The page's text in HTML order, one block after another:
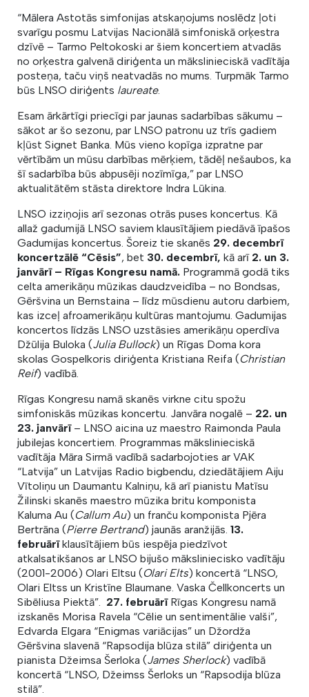
“Mālera Astotās simfonijas atskaņojums noslēdz ļoti
svarīgu posmu Latvijas Nacionālā simfoniskā orķestra
dzīvē – Tarmo Peltokoski ar šiem koncertiem atvadās
no orķestra galvenā diriģenta un mākslinieciskā vadītāja
posteņa, taču viņš neatvadās no mums. Turpmāk Tarmo
būs LNSO diriģents laureate.
Esam ārkārtīgi priecīgi par jaunas sadarbības sākumu –
sākot ar šo sezonu, par LNSO patronu uz trīs gadiem
kļūst Signet Banka. Mūs vieno kopīga izpratne par
vērtībām un mūsu darbības mērķiem, tādēļ nešaubos, ka
šī sadarbība būs abpusēji nozīmīga,” par LNSO
aktualitātēm stāsta direktore Indra Lūkina.
LNSO izziņojis arī sezonas otrās puses koncertus. Kā
allaž gadumijā LNSO saviem klausītājiem piedāvā īpašos
Gadumijas koncertus. Šoreiz tie skanēs 29. decembrī
koncertzālē “Cēsis”, bet 30. decembrī, kā arī 2. un 3.
janvārī – Rīgas Kongresu namā. Programmā godā tiks
celta amerikāņu mūzikas daudzveidība – no Bondsas,
Gēršvina un Bernstaina – līdz mūsdienu autoru darbiem,
kas izceļ afroamerikāņu kultūras mantojumu. Gadumijas
koncertos līdzās LNSO uzstāsies amerikāņu operdīva
Džūlija Buloka (Julia Bullock) un Rīgas Doma kora
skolas Gospelkoris diriģenta Kristiana Reifa (Christian
Reif) vadībā.
Rīgas Kongresu namā skanēs virkne citu spožu
simfoniskās mūzikas koncertu. Janvāra nogalē – 22. un
23. janvārī– LNSO aicina uz maestro Raimonda Paula
jubilejas koncertiem. Programmas mākslinieciskā
vadītāja Māra Sirmā vadībā sadarbojoties ar VAK
“Latvija” un Latvijas Radio bigbendu, dziedātājiem Aiju
Vītoliņu un Daumantu Kalniņu, kā arī pianistu Matīsu
Žilinski skanēs maestro mūzika britu komponista
Kaluma Au (Callum Au) un franču komponista Pjēra
Bertrāna (Pierre Bertrand) jaunās aranžijās. 13.
februārīklausītājiem būs iespēja piedzīvot
atkalsatikšanos ar LNSO bijušo māksliniecisko vadītāju
(2001-2006) Olari Eltsu (Olari Elts) koncertā “LNSO,
Olari Eltss un Kristīne Blaumane. Vaska Čellkoncerts un
Sibēliusa Piektā”. 27. februārīRīgas Kongresu namā
izskanēs Morisa Ravela “Cēlie un sentimentālie valši”,
Edvarda Elgara “Enigmas variācijas” un Džordža
Gēršvina slavenā “Rapsodija blūza stilā” diriģenta un
pianista Džeimsa Šerloka (James Sherlock) vadībā
koncertā “LNSO, Džeimss Šerloks un “Rapsodija blūza
stilā”.